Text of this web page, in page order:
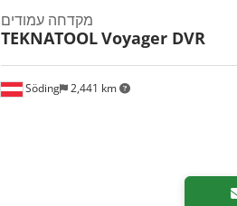
Söding 2,441 km
מקדחה עמודים
TEKNATOOLVoyager DVR